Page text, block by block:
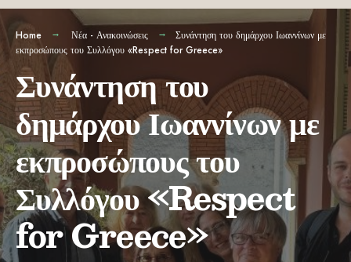
Home Νέα - Ανακοινώσεις
Συνάντηση του δημάρχου Ιωαννίνων με
εκπροσώπους του Συλλόγου «Respect for Greece»
Συνάντηση του
δημάρχου Ιωαννίνων με
εκπροσώπους του
Συλλόγου «Respect
for Greece»